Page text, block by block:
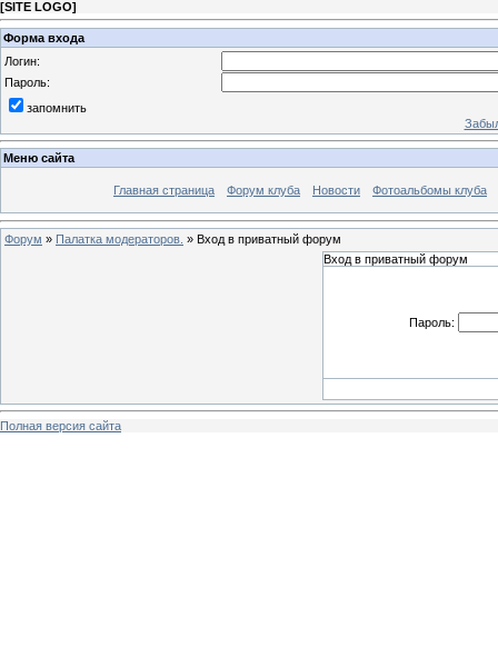
[SITE LOGO]
Форма входа
Логин:
Пароль:
запомнить
Меню сайта
Главная страница Форум клуба Новости Фотоальбомы клуба
Форум » Палатка модераторов. » Вход в приватный форум
Вход в приватный форум
Пароль:
Полная версия сайта